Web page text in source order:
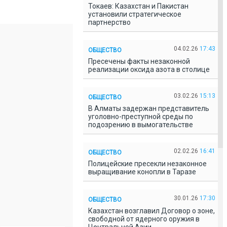
Токаев: Казахстан и Пакистан
установили стратегическое
партнерство
ОБЩЕСТВО 04.02.26 17:43
Пресечены факты незаконной
реализации оксида азота в столице
ОБЩЕСТВО 03.02.26 15:13
В Алматы задержан представитель
уголовно-преступной среды по
подозрению в вымогательстве
ОБЩЕСТВО 02.02.26 16:41
Полицейские пресекли незаконное
выращивание конопли в Таразе
ОБЩЕСТВО 30.01.26 17:30
Казахстан возглавил Договор о зоне,
свободной от ядерного оружия в